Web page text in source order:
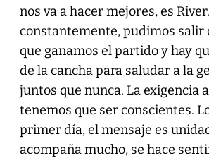
nos va a hacer mejores, es
constantemente, pudimos salir
que ganamos el partido y hay
de la cancha para saludar a la
juntos que nunca. La exigencia
tenemos que ser conscientes.
primer día, el mensaje es
acompaña mucho, se hace